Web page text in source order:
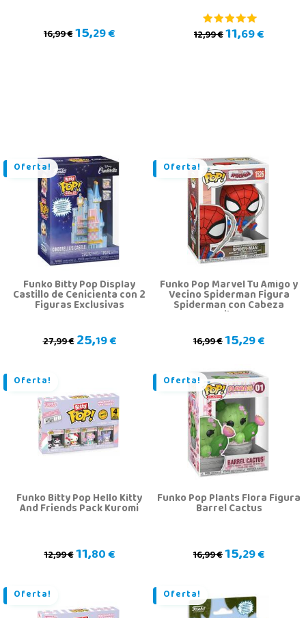
16,99 €15,29 € 12,99 €11,69 €
Oferta!
Funko Bitty Pop Display
Castillo de Cenicienta con 2
Figuras Exclusivas
27,99 €25,19 €
Oferta!
Funko Pop Marvel Tu Amigo y
Vecino Spiderman Figura
Spiderman con Cabeza
Oscilante
16,99 €15,29 €
Oferta!
Funko Bitty Pop Hello Kitty
And Friends Pack Kuromi
12,99 €11,80 €
Oferta!
Funko Pop Plants Flora Figura
Barrel Cactus
16,99 €15,29 €
Oferta! Oferta!